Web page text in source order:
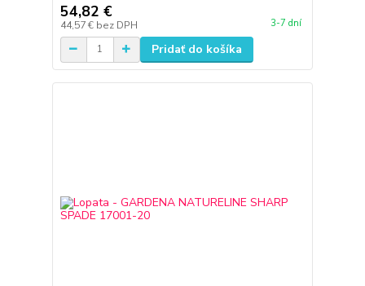
54,82 €
44,57 € bez DPH 3-7 dní
Pridať do košíka